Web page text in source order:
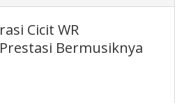
Turk
Cicit
WR
Cicit WR
Bermusiknya